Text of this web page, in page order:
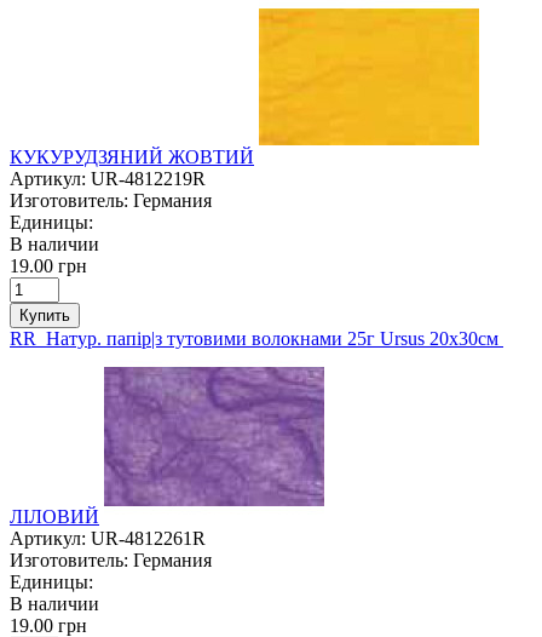
КУКУРУДЗЯНИЙ ЖОВТИЙ
Артикул: UR-4812219R
Изготовитель: Германия
Единицы:
В наличии
19.00 грн
Купить
RR Натур. папір|з тутовими волокнами 25г Ursus 20х30см
ЛІЛОВИЙ
Артикул: UR-4812261R
Изготовитель: Германия
Единицы:
В наличии
19.00 грн